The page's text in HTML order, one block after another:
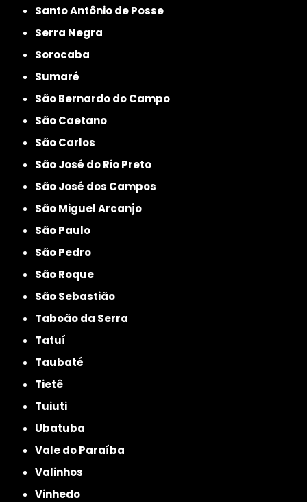
Santo Antônio de Posse
Serra Negra
Sorocaba
Sumaré
São Bernardo do Campo
São Caetano
São Carlos
São José do Rio Preto
São José dos Campos
São Miguel Arcanjo
São Paulo
São Pedro
São Roque
São Sebastião
Taboão da Serra
Tatuí
Taubaté
Tietê
Tuiuti
Ubatuba
Vale do Paraíba
Valinhos
Vinhedo